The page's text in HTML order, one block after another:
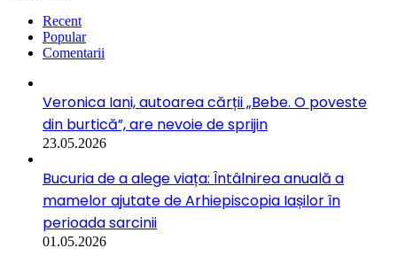
Recent
Popular
Comentarii
Veronica Iani, autoarea cărții „Bebe. O poveste
din burtică”, are nevoie de sprijin
23.05.2026
Bucuria de a alege viața: Întâlnirea anuală a
mamelor ajutate de Arhiepiscopia Iașilor în
perioada sarcinii
01.05.2026